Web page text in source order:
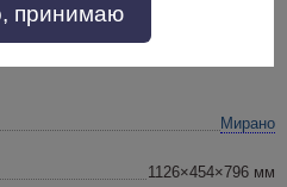
ГМ 8938К какао
Мирано
1126×454×796 мм
принимаю